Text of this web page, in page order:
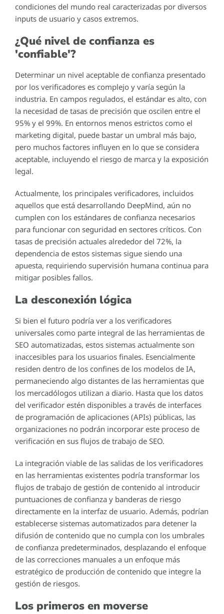
condiciones del mundo real caracterizadas por diversos
inputs de usuario y casos extremos.
¿Qué nivel de confianza es
'confiable'?
Determinar un nivel aceptable de confianza presentado
por los verificadores es complejo y varía según la
industria. En campos regulados, el estándar es alto, con
la necesidad de tasas de precisión que oscilen entre el
95% y el 99%. En entornos menos estrictos como el
marketing digital, puede bastar un umbral más bajo,
pero muchos factores influyen en lo que se considera
aceptable, incluyendo el riesgo de marca y la exposición
legal.
Actualmente, los principales verificadores, incluidos
aquellos que está desarrollando DeepMind, aún no
cumplen con los estándares de confianza necesarios
para funcionar con seguridad en sectores críticos. Con
tasas de precisión actuales alrededor del 72%, la
dependencia de estos sistemas sigue siendo una
apuesta, requiriendo supervisión humana continua para
mitigar posibles fallos.
La desconexión lógica
Si bien el futuro podría ver a los verificadores
universales como parte integral de las herramientas de
SEO automatizadas, estos sistemas actualmente son
inaccesibles para los usuarios finales. Esencialmente
residen dentro de los confines de los modelos de IA,
permaneciendo algo distantes de las herramientas que
los mercadólogos utilizan a diario. Hasta que los datos
del verificador estén disponibles a través de interfaces
de programación de aplicaciones (APIs) públicas, las
organizaciones no podrán incorporar este proceso de
verificación en sus flujos de trabajo de SEO.
La integración viable de las salidas de los verificadores
en las herramientas existentes podría transformar los
flujos de trabajo de gestión de contenido al introducir
puntuaciones de confianza y banderas de riesgo
directamente en la interfaz de usuario. Además, podrían
establecerse sistemas automatizados para detener la
difusión de contenido que no cumpla con los umbrales
de confianza predeterminados, desplazando el enfoque
de las correcciones manuales a un enfoque más
estratégico de producción de contenido que integre la
gestión de riesgos.
Los primeros en moverse